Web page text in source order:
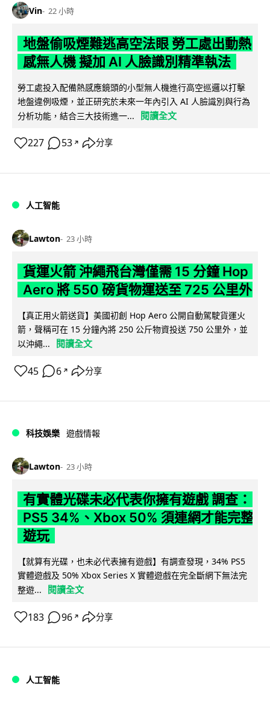
Vin 22 小時
地盤偷吸煙難逃高空法眼 勞工處出動熱
感無人機 擬加 AI 人臉識別精準執法
勞工處投入配備熱感應鏡頭的小型無人機進行高空巡邏以打擊
地盤違例吸煙，並正研究於未來一年內引入 AI 人臉識別與行為
分析功能，結合三大技術進一...
閱讀全文
227 53 ↗ 分享
人工智能
Lawton 23 小時
貨運火箭 沖繩飛台灣僅需 15 分鐘 Hop
Aero 將 550 磅貨物運送至 725 公里外
【真正用火箭送貨】美國初創 Hop Aero 公開自動駕駛貨運火
箭，聲稱可在 15 分鐘內將 250 公斤物資投送 750 公里外，並
以沖繩...
閱讀全文
45 6 ↗ 分享
科技娛樂 遊戲情報
Lawton 23 小時
有實體光碟未必代表你擁有遊戲 調查：
PS5 34%、Xbox 50% 須連網才能完整
遊玩
【就算有光碟，也未必代表擁有遊戲】有調查發現，34% PS5
實體遊戲及 50% Xbox Series X 實體遊戲在完全斷網下無法完
整遊...
閱讀全文
183 96 ↗ 分享
人工智能